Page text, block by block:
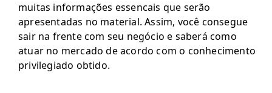
muitas informações essencais que serão
apresentadas no material. Assim, você consegue
sair na frente com seu negócio e saberá como
atuar no mercado de acordo com o conhecimento
privilegiado obtido.